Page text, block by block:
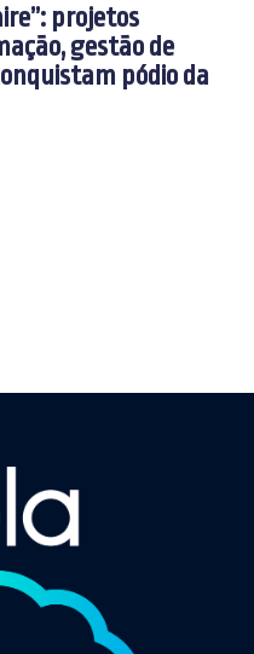
projetos
gestão de
pódio da